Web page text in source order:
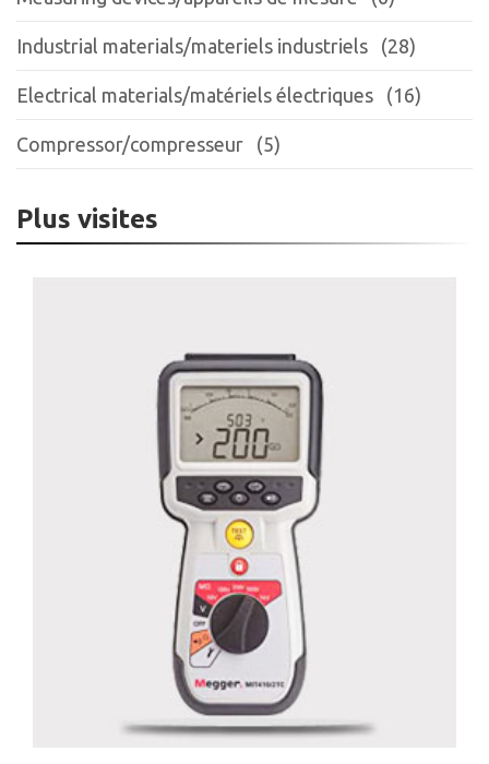
Industrial materials/materiels industriels (28)
Electrical materials/matériels électriques (16)
Compressor/compresseur (5)
Plus visites
Megho mit 400-2
Détails